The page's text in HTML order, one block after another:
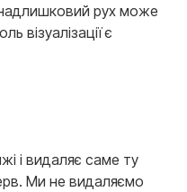
рух може
візуалізації є
і видаляє саме ту
Ми не видаляємо